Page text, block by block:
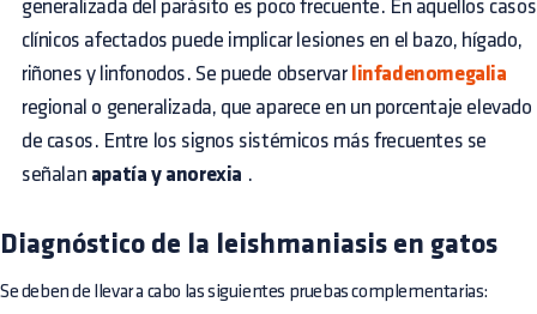
generalizada del parásito es poco frecuente. En aquellos casos
clínicos afectados puede implicar lesiones en el bazo, hígado,
riñones y linfonodos. Se puede observar linfadenomegalia
regional o generalizada, que aparece en un porcentaje elevado
de casos. Entre los signos sistémicos más frecuentes se
señalan apatía y anorexia .
Diagnóstico de la leishmaniasis en gatos
Se deben de llevar a cabo las siguientes pruebas complementarias: